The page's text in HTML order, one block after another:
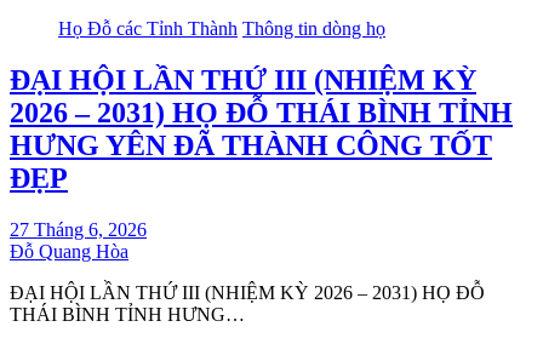
Họ Đỗ các Tỉnh Thành Thông tin dòng họ
ĐẠI HỘI LẦN THỨ III (NHIỆM KỲ
2026 – 2031) HỌ ĐỖ THÁI BÌNH TỈNH
HƯNG YÊN ĐÃ THÀNH CÔNG TỐT
ĐẸP
27 Tháng 6, 2026
Đỗ Quang Hòa
ĐẠI HỘI LẦN THỨ III (NHIỆM KỲ 2026 – 2031) HỌ ĐỖ
THÁI BÌNH TỈNH HƯNG…